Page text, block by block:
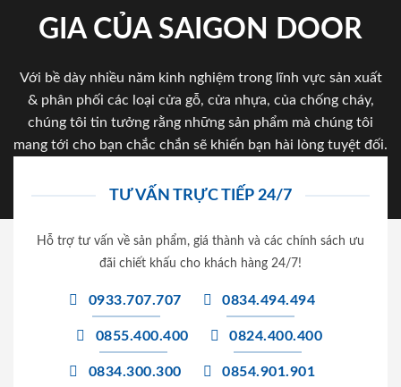
GIA CỦA SAIGON DOOR
Với bề dày nhiều năm kinh nghiệm trong lĩnh vực sản xuất
& phân phối các loại cửa gỗ, cửa nhựa, của chống cháy,
chúng tôi tin tưởng rằng những sản phẩm mà chúng tôi
mang tới cho bạn chắc chắn sẽ khiến bạn hài lòng tuyệt đối.
TƯ VẤN TRỰC TIẾP 24/7
Hỗ trợ tư vấn về sản phẩm, giá thành và các chính sách ưu
đãi chiết khấu cho khách hàng 24/7!
0933.707.707 0834.494.494
0855.400.400 0824.400.400
0834.300.300 0854.901.901